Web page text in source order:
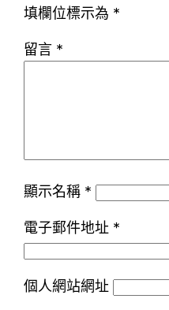
填欄位標示為 *
留言 *
顯示名稱 *
電子郵件地址 *
個人網站網址